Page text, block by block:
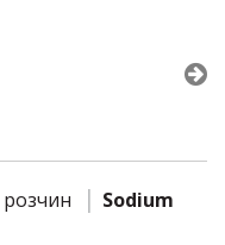
розчин
Sodium